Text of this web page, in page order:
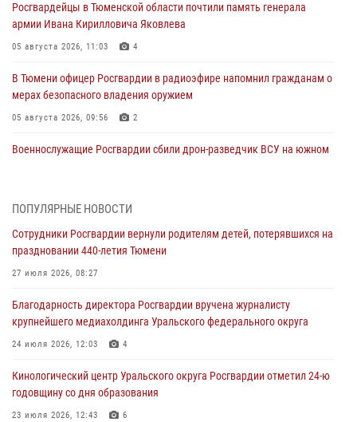
Росгвардейцы в Тюменской области почтили память генерала
армии Ивана Кирилловича Яковлева
05 августа 2026, 11:03 4
В Тюмени офицер Росгвардии в радиоэфире напомнил гражданам о
мерах безопасного владения оружием
05 августа 2026, 09:56 2
Военнослужащие Росгвардии сбили дрон-разведчик ВСУ на южном
масштабных спортивных событий на Урале
05 августа 2026, 05:22
виновника ДТП
05 августа 2026, 05:15
труженицу тыла из Тюмени
04 августа 2026, 11:07
ПОПУЛЯРНЫЕ НОВОСТИ
Сотрудники Росгвардии вернули родителям детей, потерявшихся на
праздновании 440-летия Тюмени
27 июля 2026, 08:27
Благодарность директора Росгвардии вручена журналисту
крупнейшего медиахолдинга Уральского федерального округа
24 июля 2026, 12:03 4
Кинологический центр Уральского округа Росгвардии отметил 24-ю
годовщину со дня образования
23 июля 2026, 12:43 6